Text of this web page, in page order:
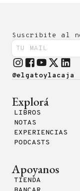
Suscribite al
@elgatoylacaja
Explorá
LIBROS
NOTAS
EXPERIENCIAS
PODCASTS
Apoyanos
TIENDA